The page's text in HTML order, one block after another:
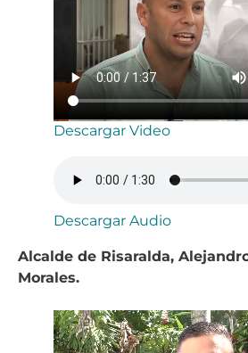
Descargar Video
Descargar Audio
Alcalde de Risaralda,
Morales.